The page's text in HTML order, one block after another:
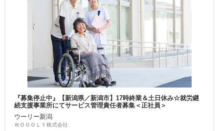
『募集停止中』【新潟県／新潟市】17時終業＆土日休み☆就労継
続支援事業所にてサービス管理責任者募集＜正社員＞
ウーリー新潟
ＷＯＯＯＬＹ株式会社